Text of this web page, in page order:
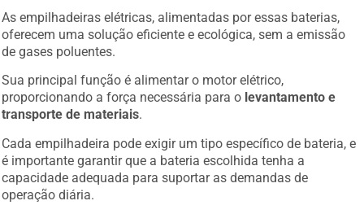
oferecem uma solução eficiente e ecológica, sem a emissão
de gases poluentes.
Sua principal função é alimentar o motor elétrico,
proporcionando a força necessária para olevantamento e
transporte de materiais .
é importante garantir que a bateria escolhida tenha a
capacidade adequada para suportar as demandas de
operação diária.